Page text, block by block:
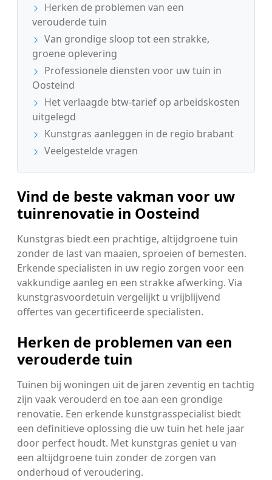
Herken de problemen van een
verouderde tuin
Van grondige sloop tot een strakke,
groene oplevering
Professionele diensten voor uw tuin in
Oosteind
Het verlaagde btw-tarief op arbeidskosten
uitgelegd
Kunstgras aanleggen in de regio brabant
Veelgestelde vragen
Vind de beste vakman voor uw
tuinrenovatie in Oosteind
Kunstgras biedt een prachtige, altijdgroene tuin
zonder de last van maaien, sproeien of bemesten.
Erkende specialisten in uw regio zorgen voor een
vakkundige aanleg en een strakke afwerking. Via
kunstgrasvoordetuin vergelijkt u vrijblijvend
offertes van gecertificeerde specialisten.
Herken de problemen van een
verouderde tuin
Tuinen bij woningen uit de jaren zeventig en tachtig
zijn vaak verouderd en toe aan een grondige
renovatie. Een erkende kunstgrasspecialist biedt
een definitieve oplossing die uw tuin het hele jaar
door perfect houdt. Met kunstgras geniet u van
een altijdgroene tuin zonder de zorgen van
onderhoud of veroudering.